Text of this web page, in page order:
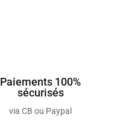
Paiements 100%
sécurisés
via CB ou Paypal